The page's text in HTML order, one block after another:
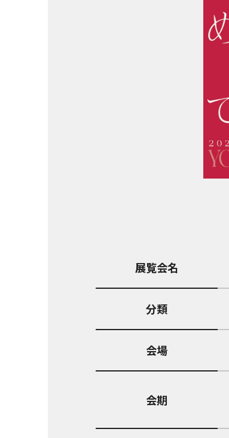
展覧会名
分類
会場
会期